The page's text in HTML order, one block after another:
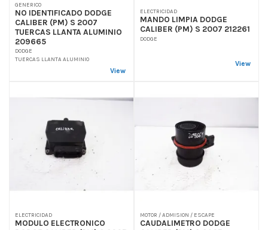
GENERICO
NO IDENTIFICADO DODGE
CALIBER (PM) S 2007
TUERCAS LLANTA ALUMINIO
209665
DODGE
TUERCAS LLANTA ALUMINIO
View
ELECTRICIDAD
MANDO LIMPIA DODGE
CALIBER (PM) S 2007 212261
DODGE
View
ELECTRICIDAD
MODULO ELECTRONICO
MOTOR / ADMISION / ESCAPE
CAUDALIMETRO DODGE